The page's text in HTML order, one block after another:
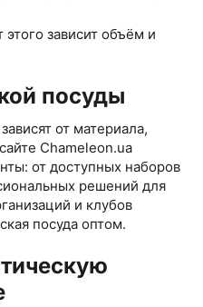
этого зависит объём и
посуды
от материала,
Chameleon.ua
от доступных наборов
решений для
и клубов
посуда оптом.